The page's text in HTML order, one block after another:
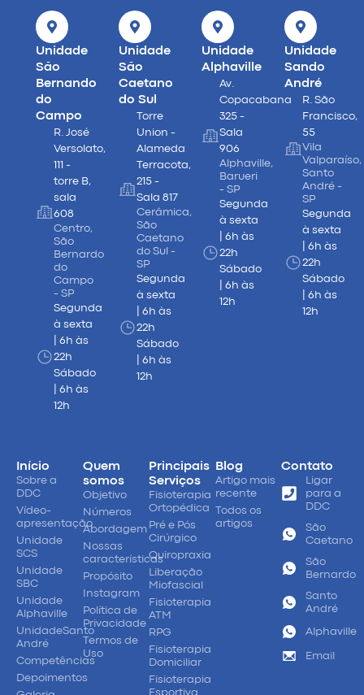
Unidade
São
Bernando
do
Campo
R. José
Versolato,
111 -
torre B,
sala
608
Centro,
São
Bernardo
do
Campo
- SP
Segunda
à sexta
| 6h às
22h
Sábado
| 6h às
12h
Unidade
São
Caetano
do Sul
Torre
Union -
Alameda
Terracota,
215 -
Sala 817
Cerâmica,
São
Caetano
do Sul -
SP
Segunda
à sexta
| 6h às
22h
Sábado
| 6h às
12h
Unidade
Alphaville
Av.
Copacabana
325 -
Sala
906
Alphaville,
Barueri
- SP
Segunda
à sexta
| 6h às
22h
Sábado
| 6h às
12h
Unidade
Sando
André
R. São
Francisco,
55
Vila
Valparaíso,
Santo
André -
SP
Segunda
à sexta
| 6h às
22h
Sábado
| 6h às
12h
Início
Sobre a
DDC
Vídeo-
apresentação
Unidade
SCS
Unidade
SBC
Unidade
Alphaville
UnidadeSanto
André
Competências
Depoimentos
Quem
somos
Objetivo
Números
Abordagem
Nossas
características
Propósito
Instagram
Política de
Privacidade
Termos de
Uso
Principais
Serviços
Fisioterapia
Ortopédica
Pré e Pós
Cirúrgico
Quiropraxia
Liberação
Miofascial
Fisioterapia
ATM
RPG
Fisioterapia
Domiciliar
Fisioterapia
Esportiva
Blog
Artigo mais
recente
Todos os
artigos
Contato
Ligar
para a
DDC
São
Caetano
São
Bernardo
Santo
André
Alphaville
Email